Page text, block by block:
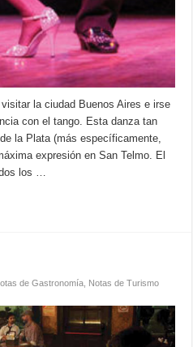
la ciudad Buenos Aires e irse
con el tango. Esta danza tan
la Plata (más específicamente,
expresión en San Telmo. El
los …
de Gastronomía Notas de Turismo